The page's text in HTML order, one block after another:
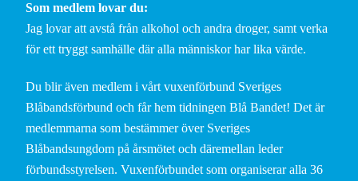
Som medlem lovar du:
Jag lovar att avstå från alkohol och andra droger, samt verka
för ett tryggt samhälle där alla människor har lika värde.
Du blir även medlem i vårt vuxenförbund Sveriges
Blåbandsförbund och får hem tidningen Blå Bandet! Det är
medlemmarna som bestämmer över Sveriges
Blåbandsungdom på årsmötet och däremellan leder
förbundsstyrelsen. Vuxenförbundet som organiserar alla 36